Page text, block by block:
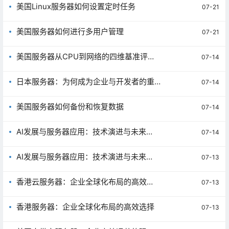
美国Linux服务器如何设置定时任务 07-21
美国服务器如何进行多用户管理 07-21
美国服务器从CPU到网络的四维基准评性
07-14
日本服务器：为何成为企业与开发者的重
07-14
美国服务器如何备份和恢复数据 07-14
AI发展与服务器应用：技术演进与未来趋
07-14
AI发展与服务器应用：技术演进与未来趋
07-13
香港云服务器：企业全球化布局的高效选
07-13
香港服务器：企业全球化布局的高效选择 07-13